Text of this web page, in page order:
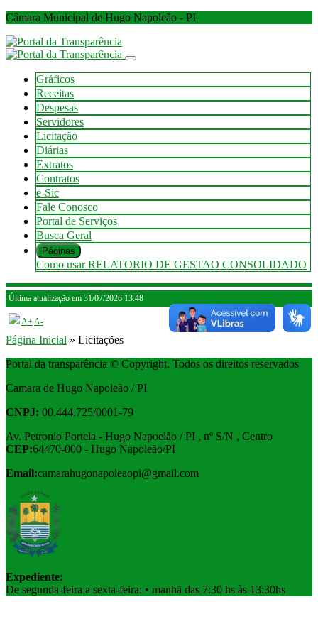
Câmara Municipal de Hugo Napoleão - PI
Gráficos
Receitas
Despesas
Servidores
Licitação
Diárias
Extratos
Contratos
e-Sic
Fale Conosco
Portal de Serviços
Busca Geral
Páginas
Como usarRELATORIO DE GESTAO CONSOLIDADO
Última atualização em 31/07/2026 13:48
A+A-
Página Inicial » Licitações
Portal da transparência © Copyright. Todos os direitos reservados
Camara de Hugo Napoleão / PI
CNPJ: 00.444.725/0001-79
Av. Petronio Portela - Hugo Napoelão / PI , nº S/N , Centro
CEP:64470-000 - Hugo Napoleão/PI
Email:camarahugonapoleaopi@gmail.com
Expediente:
De segunda-feira a sexta-feira: • manhã das 7:30 hs às 13:30hs